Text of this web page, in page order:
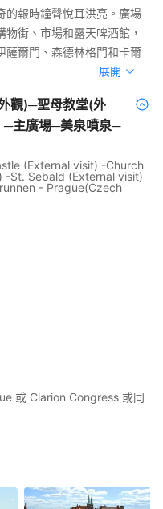
的報時鐘聲悅耳洪亮。廣場
街、市場和露天啤酒館，
薩爾門、森德林格門和卡爾
展開
觀)─聖母教堂(外
─主廣場─美泉噴泉─
(External visit) -Church
-St. Sebald (External visit)
- Prague(Czech
或 Clarion Congress 或同